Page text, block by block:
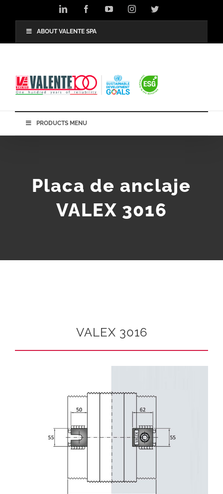
LinkedIn FacebookYouTubeInstagramTwitter
ABOUT VALENTE SPA
PRODUCTS MENU
Placa de anclaje
VALEX 3016
VALEX 3016